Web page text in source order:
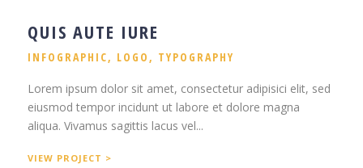
QUIS AUTE IURE
INFOGRAPHIC, LOGO, TYPOGRAPHY
Lorem ipsum dolor sit amet, consectetur adipisici elit, sed
eiusmod tempor incidunt ut labore et dolore magna
aliqua. Vivamus sagittis lacus vel...
VIEW PROJECT >